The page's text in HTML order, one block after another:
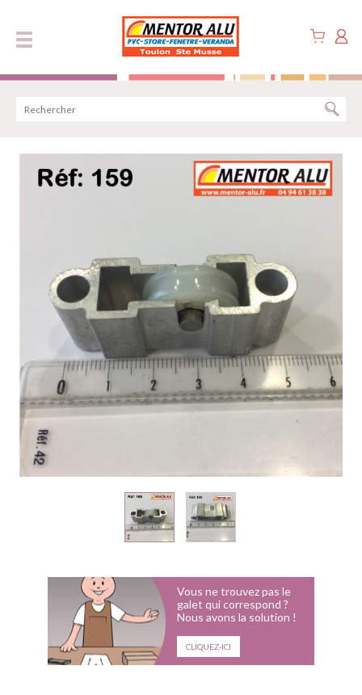
Vous ne trouvez pas le
galet qui correspond ?
Nous avons la solution !
CLIQUEZ-ICI